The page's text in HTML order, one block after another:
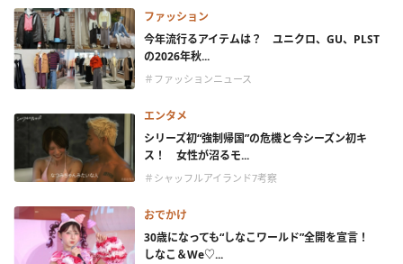
ファッション
今年流行るアイテムは？ ユニクロ、GU、PLST
の2026年秋...
＃ファッションニュース
エンタメ
シリーズ初“強制帰国”の危機と今シーズン初キ
ス！ 女性が沼るモ...
＃シャッフルアイランド7考察
おでかけ
30歳になっても“しなこワールド”全開を宣言！
しなこ＆We♡...